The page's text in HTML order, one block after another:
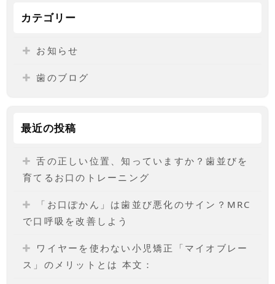
カテゴリー
お知らせ
歯のブログ
最近の投稿
舌の正しい位置、知っていますか？歯並びを
育てるお口のトレーニング
「お口ぽかん」は歯並び悪化のサイン？MRC
で口呼吸を改善しよう
ワイヤーを使わない小児矯正「マイオブレー
ス」のメリットとは 本文：